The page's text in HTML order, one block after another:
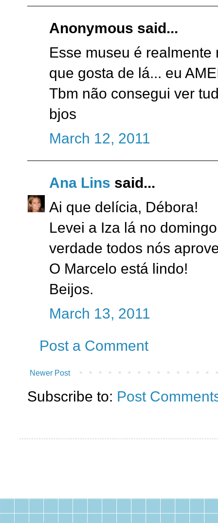
Anonymous said...
Esse museu é
que gosta de lá... eu
Tbm não consegui ver
bjos
March 12, 2011
Ana Lins said...
Ai que delícia, Débora!
Levei a Iza lá no
verdade todos nós
O Marcelo está lindo!
Beijos.
March 13, 2011
Post a Comment
Newer Post
Subscribe to: Post